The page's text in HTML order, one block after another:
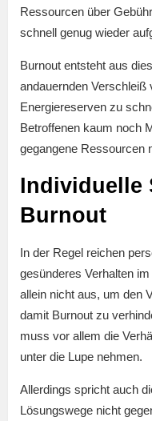
Ressourcen über
schnell genug wieder
Burnout entsteht aus
andauernden
Energiereserven zu
Betroffenen kaum noch
gegangene Ressourcen
Individuelle
Burnout
In der Regel reichen
gesünderes Verhalten
allein nicht aus, um den
damit Burnout zu
muss vor allem die
unter die Lupe nehmen.
Allerdings spricht auch
Lösungswege nicht